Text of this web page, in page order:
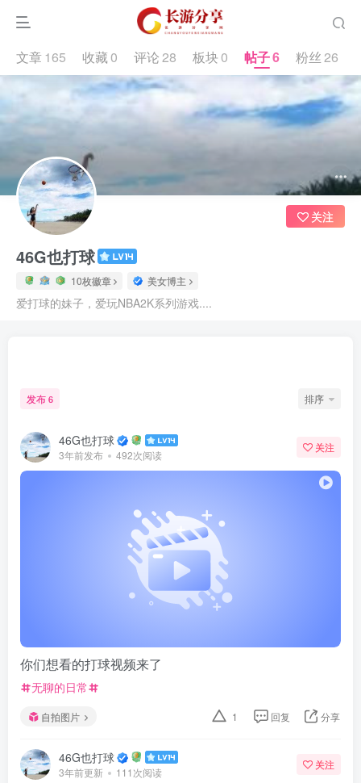
10.8W+ 2054 26
46G也打球
10枚徽章 美女博主
爱打球的妹子，爱玩NBA2K系列游戏....
关注
文章165 收藏 0 评论28 板块 0 帖子6 粉丝26
发布 6 排序
46G也打球
3年前发布 492次阅读
关注
你们想看的打球视频来了
无聊的日常
自拍图片 1 回复 分享
46G也打球
3年前更新 111次阅读
关注